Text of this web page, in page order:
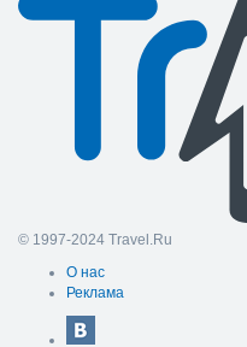
© 1997-2024 Travel.Ru
О нас
Реклама